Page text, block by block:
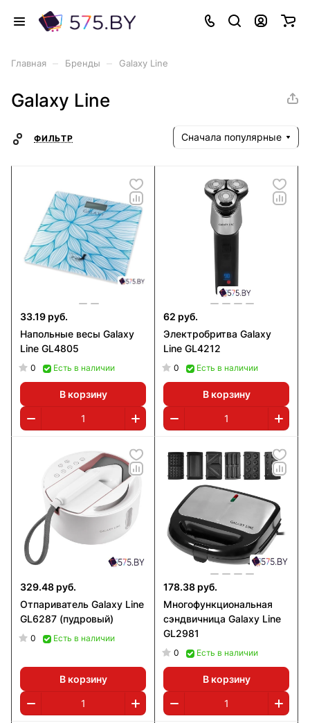
Главная Бренды Galaxy Line
Galaxy Line
ФИЛЬТР Сначала популярные
33.19 руб.
Напольные весы Galaxy
Line GL4805
0 Есть в наличии
В корзину
62 руб.
Электробритва Galaxy
Line GL4212
0 Есть в наличии
В корзину
329.48 руб.
Отпариватель Galaxy Line
GL6287 (пудровый)
0 Есть в наличии
В корзину
178.38 руб.
Многофункциональная
сэндвичница Galaxy Line
GL2981
0 Есть в наличии
В корзину